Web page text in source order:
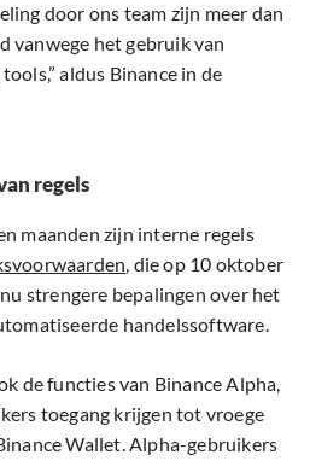
door ons team zijn meer dan
vanwege het gebruik van
aldus Binance in de
regels
maanden zijn interne regels
, die op 10 oktober
strengere bepalingen over het
handelssoftware.
de functies van Binance Alpha,
toegang krijgen tot vroege
Wallet. Alpha-gebruikers